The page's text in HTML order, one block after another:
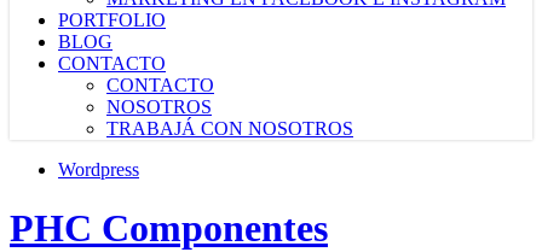
PORTFOLIO
BLOG
CONTACTO
CONTACTO
NOSOTROS
TRABAJÁ CON NOSOTROS
Wordpress
PHC Componentes